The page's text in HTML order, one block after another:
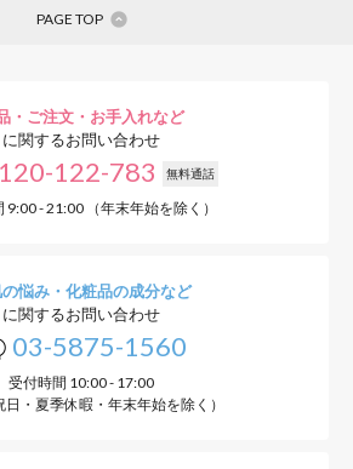
PAGE TOP
・ご注文・お手入れなど
に関するお問い合わせ
122-783 無料通話
9:00 - 21:00 （年末年始を除く）
の悩み・化粧品の成分など
に関するお問い合わせ
03-5875-1560
受付時間 10:00 - 17:00
日・夏季休暇・年末年始を除く）